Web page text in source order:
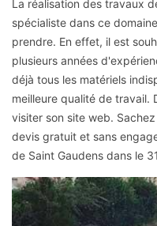
La réalisation des travaux
spécialiste dans ce
prendre. En effet, il est
plusieurs années
déjà tous les matériels
meilleure qualité de travail.
visiter son site web.
devis gratuit et sans
de Saint Gaudens dans le